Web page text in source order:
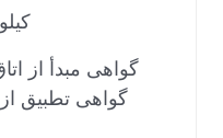
24.5
گواهی مبدأ از
گواهی تطبیق از